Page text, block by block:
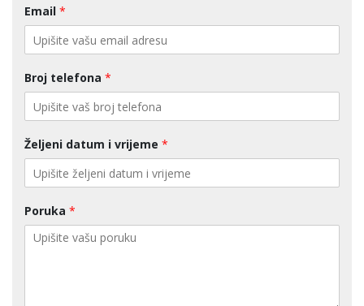
Email *
Broj telefona *
Željeni datum i vrijeme *
Poruka *